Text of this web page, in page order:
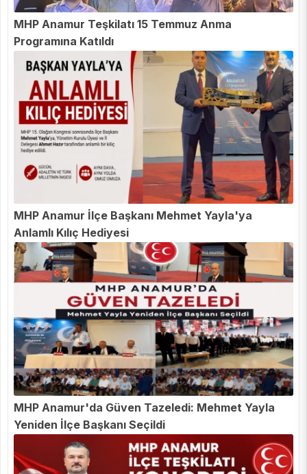
MHP Anamur Teşkilatı 15 Temmuz Anma
Programına Katıldı
MHP Anamur İlçe Başkanı Mehmet Yayla'ya
Anlamlı Kılıç Hediyesi
MHP Anamur'da Güven Tazeledi: Mehmet Yayla
Yeniden İlçe Başkanı Seçildi